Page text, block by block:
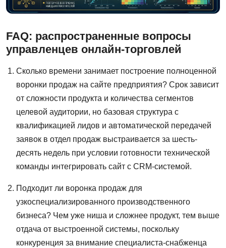
FAQ: распространенные вопросы
управленцев онлайн-торговлей
Сколько времени занимает построение полноценной
воронки продаж на сайте предприятия? Срок зависит
от сложности продукта и количества сегментов
целевой аудитории, но базовая структура с
квалификацией лидов и автоматической передачей
заявок в отдел продаж выстраивается за шесть-
десять недель при условии готовности технической
команды интегрировать сайт с CRM-системой.
Подходит ли воронка продаж для
узкоспециализированного производственного
бизнеса? Чем уже ниша и сложнее продукт, тем выше
отдача от выстроенной системы, поскольку
конкуренция за внимание специалиста-снабженца